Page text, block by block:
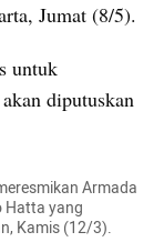
Jumat (8/5).
untuk
diputuskan
Armada
Hatta yang
Kamis (12/3).